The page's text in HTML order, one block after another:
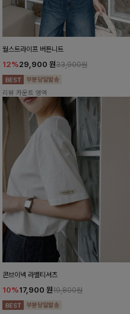
월스트라이프 버튼니트
12%29,900 원33,900원
리뷰 카운트 영역
콘브이넥 라벨티셔츠
10%17,900 원19,800원